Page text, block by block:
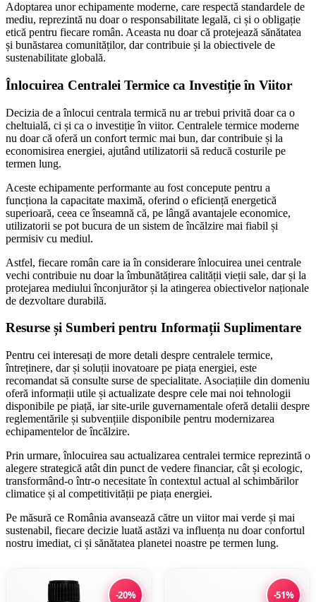
Adoptarea unor echipamente moderne, care respectă standardele de
mediu, reprezintă nu doar o responsabilitate legală, ci și o obligație
etică pentru fiecare român. Aceasta nu doar că protejează sănătatea
și bunăstarea comunităților, dar contribuie și la obiectivele de
sustenabilitate globală.
Înlocuirea Centralei Termice ca Investiție în Viitor
Decizia de a înlocui centrala termică nu ar trebui privită doar ca o
cheltuială, ci și ca o investiție în viitor. Centralele termice moderne
nu doar că oferă un confort termic mai bun, dar contribuie și la
economisirea energiei, ajutând utilizatorii să reducă costurile pe
termen lung.
Aceste echipamente performante au fost concepute pentru a
funcționa la capacitate maximă, oferind o eficiență energetică
superioară, ceea ce înseamnă că, pe lângă avantajele economice,
utilizatorii se pot bucura de un sistem de încălzire mai fiabil și
permisiv cu mediul.
Astfel, fiecare român care ia în considerare înlocuirea unei centrale
vechi contribuie nu doar la îmbunătățirea calității vieții sale, dar și la
protejarea mediului înconjurător și la atingerea obiectivelor naționale
de dezvoltare durabilă.
Resurse și Sumberi pentru Informații Suplimentare
Pentru cei interesați de more detali despre centralele termice,
întreținere, dar și soluții inovatoare pe piața energiei, este
recomandat să consulte surse de specialitate. Asociațiile din domeniu
oferă informații utile și actualizate despre cele mai noi tehnologii
disponibile pe piață, iar site-urile guvernamentale oferă detalii despre
reglementările și subvențiile disponibile pentru modernizarea
echipamentelor de încălzire.
Prin urmare, înlocuirea sau actualizarea centralei termice reprezintă o
alegere strategică atât din punct de vedere financiar, cât și ecologic,
transformând-o într-o necesitate în contextul actual al schimbărilor
climatice și al competitivității pe piața energiei.
Pe măsură ce România avansează către un viitor mai verde și mai
sustenabil, fiecare decizie luată astăzi va influența nu doar confortul
nostru imediat, ci și sănătatea planetei noastre pe termen lung.
-20% -51%